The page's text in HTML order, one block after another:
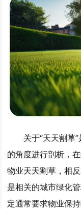
关于“天天割草
的角度进行剖析，
物业天天割草，相
是相关的城市绿化
定通常要求物业保